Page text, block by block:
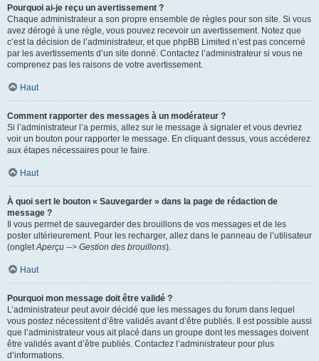
Pourquoi ai-je reçu un avertissement ?
Chaque administrateur a son propre ensemble de règles pour son site. Si vous
avez dérogé à une règle, vous pouvez recevoir un avertissement. Notez que
c’est la décision de l’administrateur, et que phpBB Limited n’est pas concerné
par les avertissements d’un site donné. Contactez l’administrateur si vous ne
comprenez pas les raisons de votre avertissement.
Haut
Comment rapporter des messages à un modérateur ?
Si l’administrateur l’a permis, allez sur le message à signaler et vous devriez
voir un bouton pour rapporter le message. En cliquant dessus, vous accéderez
aux étapes nécessaires pour le faire.
Haut
À quoi sert le bouton « Sauvegarder » dans la page de rédaction de
message ?
Il vous permet de sauvegarder des brouillons de vos messages et de les
poster ultérieurement. Pour les recharger, allez dans le panneau de l’utilisateur
(ongletAperçu --> Gestion des brouillons).
Haut
Pourquoi mon message doit être validé ?
L’administrateur peut avoir décidé que les messages du forum dans lequel
vous postez nécessitent d’être validés avant d’être publiés. Il est possible aussi
que l’administrateur vous ait placé dans un groupe dont les messages doivent
être validés avant d’être publiés. Contactez l’administrateur pour plus
d’informations.